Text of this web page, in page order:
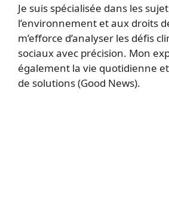
Je suis spécialisée dans les
l’environnement et aux droits
m’efforce d’analyser les défis
sociaux avec précision. Mon
également la vie quotidienne
de solutions (Good News).